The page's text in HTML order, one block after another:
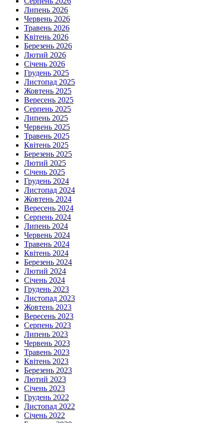
Липень 2026
Червень 2026
Травень 2026
Квітень 2026
Березень 2026
Лютий 2026
Січень 2026
Грудень 2025
Листопад 2025
Жовтень 2025
Вересень 2025
Серпень 2025
Липень 2025
Червень 2025
Травень 2025
Квітень 2025
Березень 2025
Лютий 2025
Січень 2025
Грудень 2024
Листопад 2024
Жовтень 2024
Вересень 2024
Серпень 2024
Липень 2024
Червень 2024
Травень 2024
Квітень 2024
Березень 2024
Лютий 2024
Січень 2024
Грудень 2023
Листопад 2023
Жовтень 2023
Вересень 2023
Серпень 2023
Липень 2023
Червень 2023
Травень 2023
Квітень 2023
Березень 2023
Лютий 2023
Січень 2023
Грудень 2022
Листопад 2022
Січень 2022